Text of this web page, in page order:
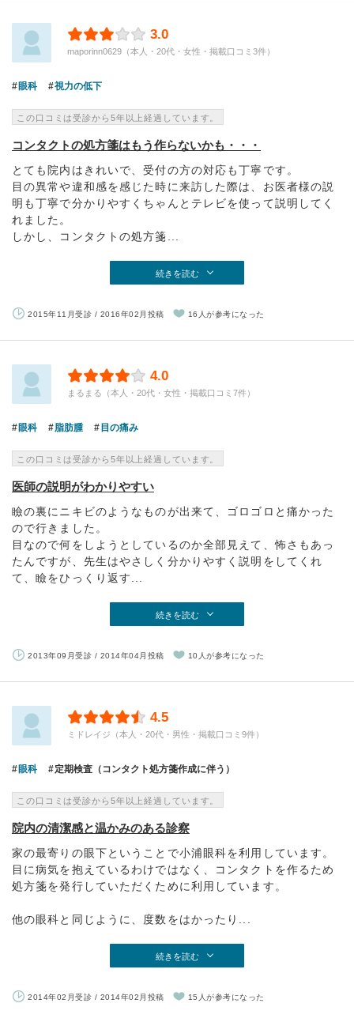
3.0
maporinn0629（本人・20代・女性・掲載口コミ3件）
眼科 視力の低下
この口コミは受診から5年以上経過しています。
コンタクトの処方箋はもう作らないかも・・・
とても院内はきれいで、受付の方の対応も丁寧です。
目の異常や違和感を感じた時に来訪した際は、お医者様の説
明も丁寧で分かりやすくちゃんとテレビを使って説明してく
れました。
しかし、コンタクトの処方箋...
続きを読む
2015年11月受診 / 2016年02月投稿 16人が参考になった
4.0
まるまる（本人・20代・女性・掲載口コミ7件）
眼科 脂肪腫 目の痛み
この口コミは受診から5年以上経過しています。
医師の説明がわかりやすい
瞼の裏にニキビのようなものが出来て、ゴロゴロと痛かった
ので行きました。
目なので何をしようとしているのか全部見えて、怖さもあっ
たんですが、先生はやさしく分かりやすく説明をしてくれ
て、瞼をひっくり返す...
続きを読む
2013年09月受診 / 2014年04月投稿 10人が参考になった
4.5
ミドレイジ（本人・20代・男性・掲載口コミ9件）
眼科 定期検査（コンタクト処方箋作成に伴う）
この口コミは受診から5年以上経過しています。
院内の清潔感と温かみのある診察
家の最寄りの眼下ということで小浦眼科を利用しています。
目に病気を抱えているわけではなく、コンタクトを作るため
処方箋を発行していただくために利用しています。
他の眼科と同じように、度数をはかったり...
続きを読む
2014年02月受診 / 2014年02月投稿 15人が参考になった